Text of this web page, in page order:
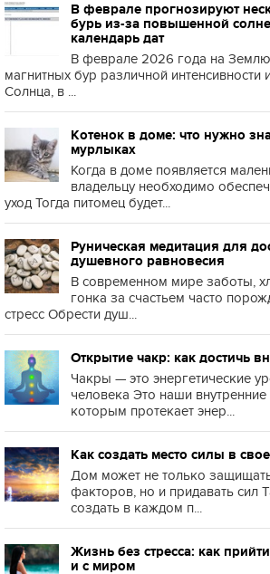
В феврале прогнозируют
бурь из-за повышенной
календарь дат
В феврале 2026 года на
магнитных бур различной интенсивности
Солнца, в ...
Котенок в доме: что нужно
мурлыках
Когда в доме появляется
владельцу необходимо
уход Тогда питомец будет...
Руническая медитация для
душевного равновесия
В современном мире заботы,
гонка за счастьем часто
стресс Обрести душ...
Открытие чакр: как достичь
Чакры — это энергетические
человека Это наши
которым протекает энер...
Как создать место силы в
Дом может не только
факторов, но и придавать сил
создать в каждом п...
Жизнь без стресса: как
и с миром